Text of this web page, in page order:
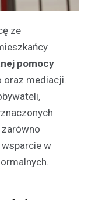
ze
pomocy
oraz mediacji.
w